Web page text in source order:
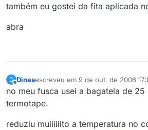
também eu gostei da fita aplicada
abra
D Dinasescreveu em 9 de out. de 2006
última edição por
no meu fusca usei a bagatela de 25
termotape.
reduziu muiiiiiito a temperatura no